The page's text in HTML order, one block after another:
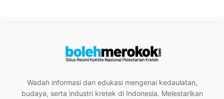
Wadah informasi dan edukasi mengenai kedaulatan,
budaya, serta industri kretek di Indonesia. Melestarikan